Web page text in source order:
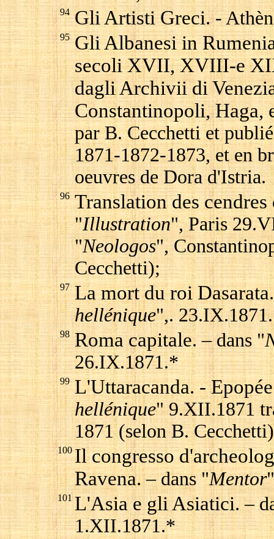
94 Gli Artisti Greci.-
95 Gli Albanesi in
secoli XVII, XVIII-e
dagli Archivii di
Constantinopoli, Haga,
par B. Cecchetti et
1871-1872-1873, et en
oeuvres de Dora d'Istria.
96 Translation des
"Illustration", Paris
"Neologos",
Cecchetti);
97 La mort du roi Dasarata
hellénique",.
98 Roma capitale. – dans "
26.IX.1871.*
99 L'Uttaracanda. - Epopée
hellénique" 9.XII.1871
1871 (selon B.
100 Il congresso
Ravena.– dans "Mentor
101 L'Asia e gli Asiatici. –
1.XII.1871.*